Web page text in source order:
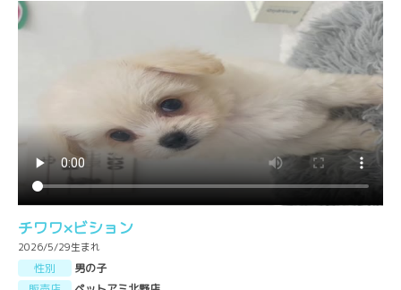
チワワ×ビション
2026/5/29生まれ
性別
男の子